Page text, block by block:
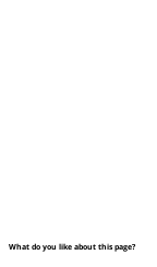
What do you like about this page?